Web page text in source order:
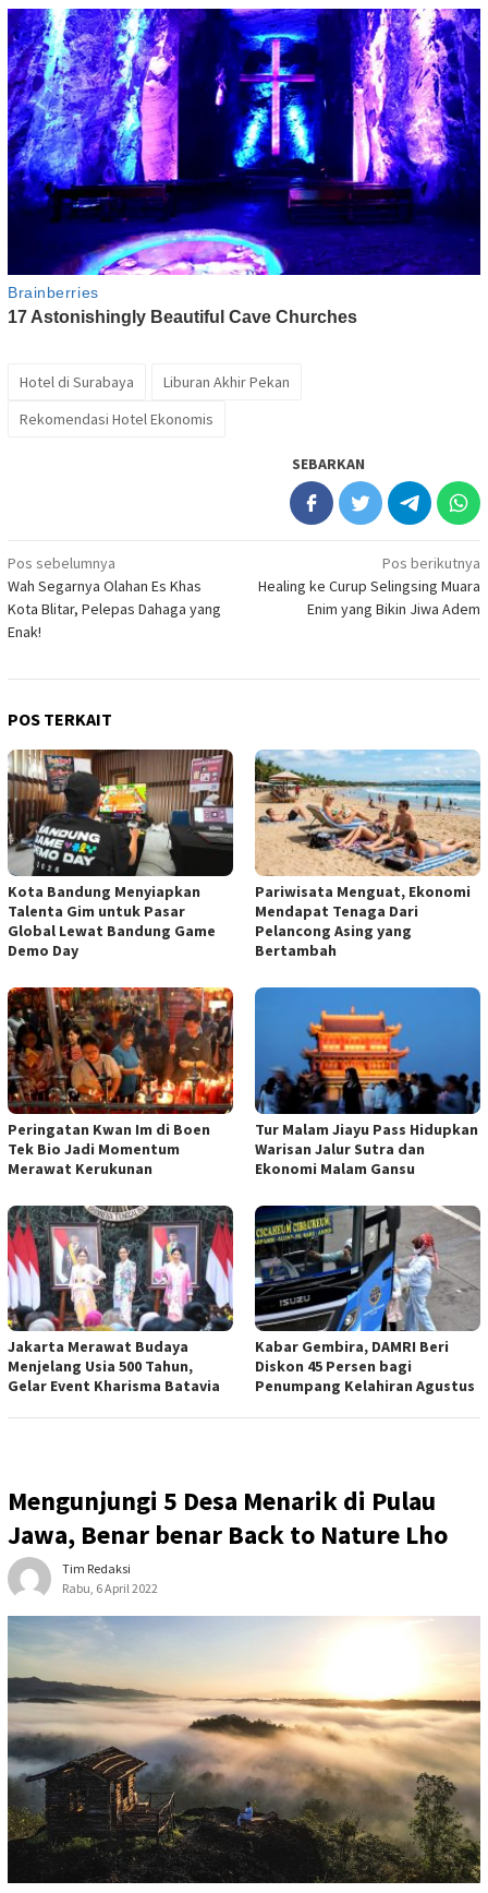
Hotel di Surabaya
Liburan Akhir Pekan
Rekomendasi Hotel Ekonomis
SEBARKAN
Navigasi
pos
Pos sebelumnya
Wah Segarnya Olahan Es Khas
Kota Blitar, Pelepas Dahaga yang
Enak!
Pos berikutnya
Healing ke Curup Selingsing Muara
Enim yang Bikin Jiwa Adem
POS TERKAIT
Kota Bandung Menyiapkan
Talenta Gim untuk Pasar
Global Lewat Bandung Game
Demo Day
Pariwisata Menguat, Ekonomi
Mendapat Tenaga Dari
Pelancong Asing yang
Bertambah
Peringatan Kwan Im di Boen
Tek Bio Jadi Momentum
Merawat Kerukunan
Tur Malam Jiayu Pass Hidupkan
Warisan Jalur Sutra dan
Ekonomi Malam Gansu
Jakarta Merawat Budaya
Menjelang Usia 500 Tahun,
Gelar Event Kharisma Batavia
Kabar Gembira, DAMRI Beri
Diskon 45 Persen bagi
Penumpang Kelahiran Agustus
Mengunjungi 5 Desa Menarik di Pulau
Jawa, Benar benar Back to Nature Lho
Tim Redaksi
Rabu, 6 April 2022